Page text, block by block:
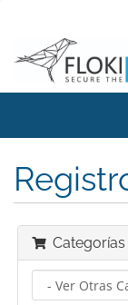
Categorías